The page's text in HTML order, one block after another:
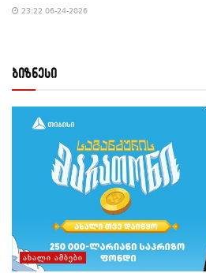
23:22 06-24-2026
ბიზნესი
ᲐᲮᲐᲚᲘ ᲐᲛᲑᲔᲑᲘ